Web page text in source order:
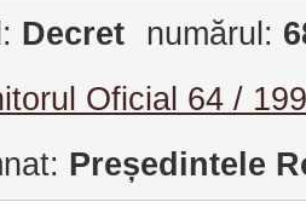
Decret numărul:
Oficial 64 /
Președintele